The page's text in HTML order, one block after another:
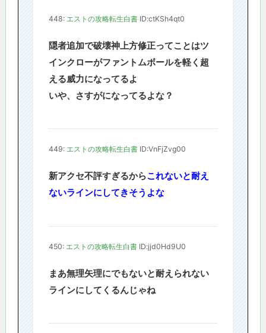
448: エストの攻略転生白書 ID:ctKSh4qt0
隠者追加で破壊神上方修正ってことはツ
インクローがファントムボールを軽く超
える威力になってるよ
いや、さすがになってるよな？
449: エストの攻略転生白書 ID:VnFjZvg00
新アクセ不評すぎるからこれないと耐え
ないラインにしてきそうよな
450: エストの攻略転生白書 ID:jjd0Hd9U0
まあ無理矢理にでもないと耐えられない
ラインにしてくるんじゃね